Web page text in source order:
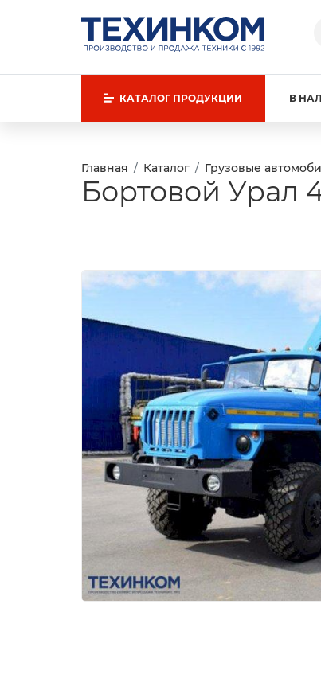
КАТАЛОГ ПРОДУКЦИИ В
Главная Каталог Грузовые
Бортовой Урал